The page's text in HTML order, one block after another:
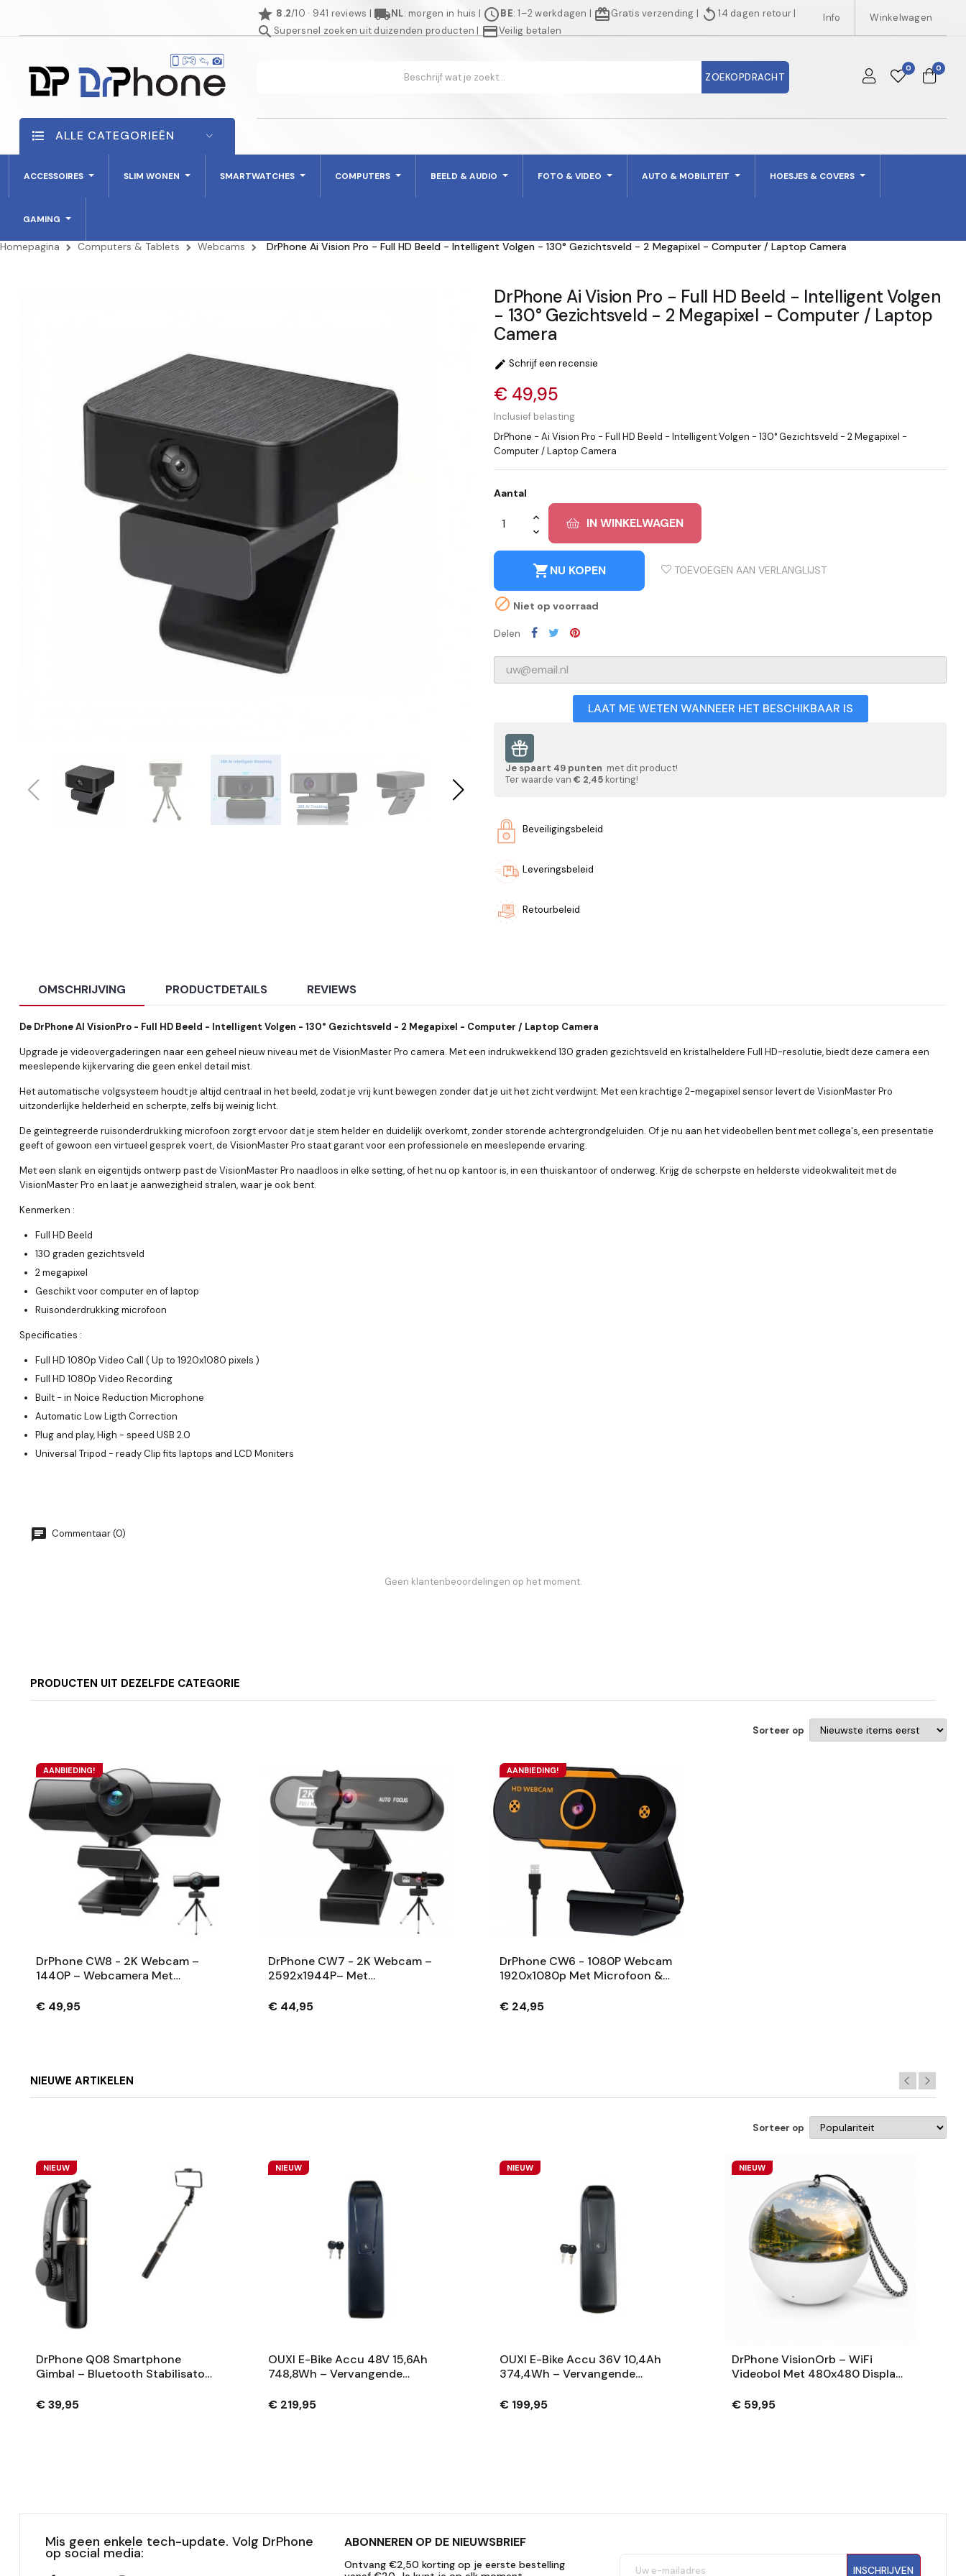
star 8.2/10 · 941 reviews | local_shippingNL: morgen in huis | scheduleBE: 1–2 werkdagen | redeemGratis verzending | replay14 dagen retour |
searchSupersnel zoeken uit duizenden producten | credit_cardVeilig betalen
Info Winkelwagen
ZOEKOPDRACHT
0 0
ALLE CATEGORIEËN
ACCESSOIRES SLIM WONEN SMARTWATCHES COMPUTERS BEELD & AUDIO FOTO & VIDEO AUTO & MOBILITEIT HOESJES & COVERS
GAMING
Homepagina Computers & Tablets Webcams DrPhone Ai Vision Pro - Full HD Beeld - Intelligent Volgen - 130° Gezichtsveld - 2 Megapixel - Computer / Laptop Camera
DrPhone Ai Vision Pro - Full HD Beeld - Intelligent Volgen
- 130° Gezichtsveld - 2 Megapixel - Computer / Laptop
Camera
 Schrijf een recensie
€ 49,95
Inclusief belasting
DrPhone - Ai Vision Pro - Full HD Beeld - Intelligent Volgen - 130° Gezichtsveld - 2 Megapixel -
Computer / Laptop Camera
Aantal
IN WINKELWAGEN
shopping_cartNU KOPEN TOEVOEGEN AAN VERLANGLIJST
 Niet op voorraad
Delen
LAAT ME WETEN WANNEER HET BESCHIKBAAR IS
Je spaart 49 punten met dit product!
Ter waarde van € 2,45 korting!
Beveiligingsbeleid
Leveringsbeleid
Retourbeleid
OMSCHRIJVING PRODUCTDETAILS REVIEWS
De DrPhone AI VisionPro - Full HD Beeld - Intelligent Volgen - 130° Gezichtsveld - 2 Megapixel - Computer / Laptop Camera
Upgrade je videovergaderingen naar een geheel nieuw niveau met de VisionMaster Pro camera. Met een indrukwekkend 130 graden gezichtsveld en kristalheldere Full HD-resolutie, biedt deze camera een
meeslepende kijkervaring die geen enkel detail mist.
Het automatische volgsysteem houdt je altijd centraal in het beeld, zodat je vrij kunt bewegen zonder dat je uit het zicht verdwijnt. Met een krachtige 2-megapixel sensor levert de VisionMaster Pro
uitzonderlijke helderheid en scherpte, zelfs bij weinig licht.
De geïntegreerde ruisonderdrukking microfoon zorgt ervoor dat je stem helder en duidelijk overkomt, zonder storende achtergrondgeluiden. Of je nu aan het videobellen bent met collega's, een presentatie
geeft of gewoon een virtueel gesprek voert, de VisionMaster Pro staat garant voor een professionele en meeslepende ervaring.
Met een slank en eigentijds ontwerp past de VisionMaster Pro naadloos in elke setting, of het nu op kantoor is, in een thuiskantoor of onderweg. Krijg de scherpste en helderste videokwaliteit met de
VisionMaster Pro en laat je aanwezigheid stralen, waar je ook bent.
Kenmerken :
Full HD Beeld
130 graden gezichtsveld
2 megapixel
Geschikt voor computer en of laptop
Ruisonderdrukking microfoon
Specificaties :
Full HD 1080p Video Call ( Up to 1920x1080 pixels )
Full HD 1080p Video Recording
Built - in Noice Reduction Microphone
Automatic Low Ligth Correction
Plug and play, High - speed USB 2.0
Universal Tripod - ready Clip fits laptops and LCD Moniters
Commentaar (0)
Geen klantenbeoordelingen op het moment.
PRODUCTEN UIT DEZELFDE CATEGORIE
Sorteer op
AANBIEDING!
DrPhone CW8 - 2K Webcam –
1440P – Webcamera Met
Privacykap – Vaste Focus - 75
€ 49,95
DrPhone CW7 - 2K Webcam –
2592x1944P– Met
Privacykap - Autofocus -
€ 44,95
AANBIEDING!
DrPhone CW6 - 1080P Webcam
1920x1080p Met Microfoon &
Zoom Meetings/
€ 24,95
NIEUWE ARTIKELEN
Sorteer op
NIEUW
DrPhone Q08 Smartphone
Gimbal – Bluetooth Stabilisator
Zwart
€ 39,95
NIEUW
OUXI E-Bike Accu 48V 15,6Ah
748,8Wh – Vervangende
Sleutels – Zwart
€ 219,95
NIEUW
OUXI E-Bike Accu 36V 10,4Ah
374,4Wh – Vervangende
Sleutels – Zwart
€ 199,95
NIEUW
DrPhone VisionOrb – WiFi
Videobol Met 480x480 Display
– USB-C – Wit
€ 59,95
Mis geen enkele tech-update. Volg DrPhone
op social media:
ABONNEREN OP DE NIEUWSBRIEF
Ontvang €2,50 korting op je eerste bestelling
INSCHRIJVEN